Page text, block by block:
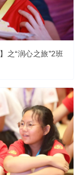
之“润心之旅”2班